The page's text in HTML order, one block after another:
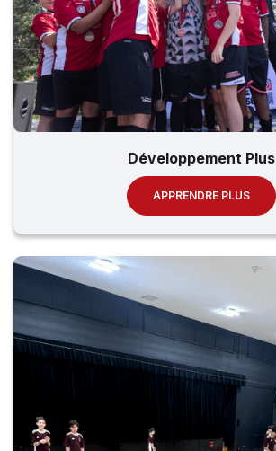
Développement Plus
APPRENDRE PLUS